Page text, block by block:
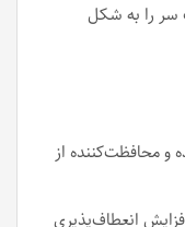
سر را به شکل
و محافظت‌کننده از
انعطاف‌پذیری